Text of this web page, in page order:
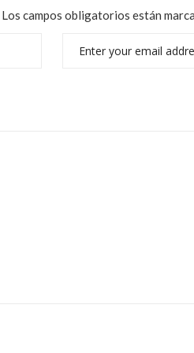
Los campos obligatorios están